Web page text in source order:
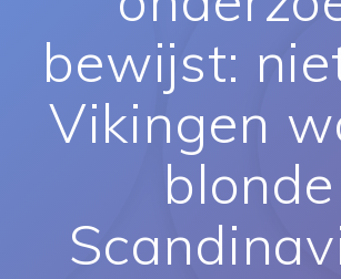
bewijst:
Vikingen
blonde